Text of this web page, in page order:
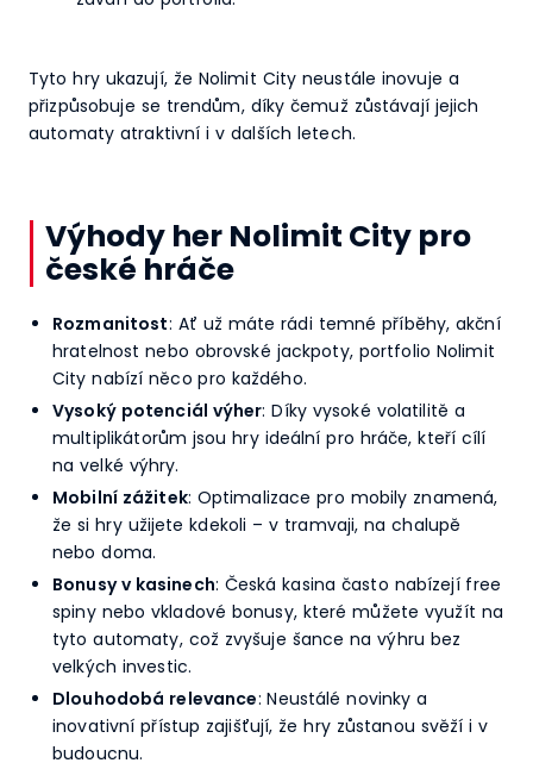
Tyto hry ukazují, že Nolimit City neustále inovuje a
přizpůsobuje se trendům, díky čemuž zůstávají jejich
automaty atraktivní i v dalších letech.
Výhody her Nolimit City pro
české hráče
Rozmanitost: Ať už máte rádi temné příběhy, akční
hratelnost nebo obrovské jackpoty, portfolio Nolimit
City nabízí něco pro každého.
Vysoký potenciál výher: Díky vysoké volatilitě a
multiplikátorům jsou hry ideální pro hráče, kteří cílí
na velké výhry.
Mobilní zážitek: Optimalizace pro mobily znamená,
že si hry užijete kdekoli – v tramvaji, na chalupě
nebo doma.
Bonusy v kasinech: Česká kasina často nabízejí free
spiny nebo vkladové bonusy, které můžete využít na
tyto automaty, což zvyšuje šance na výhru bez
velkých investic.
Dlouhodobá relevance: Neustálé novinky a
inovativní přístup zajišťují, že hry zůstanou svěží i v
budoucnu.